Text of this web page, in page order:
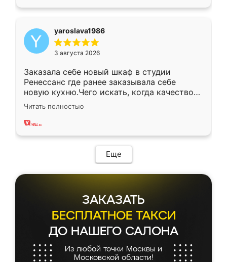
yaroslava1986
3 августа 2026
Заказала себе новый шкаф в студии
Ренессанс где ранее заказывала себе
новую кухню.Чего искать, когда качеством
вполне довольна. Служит кухня уже почти
два года, нареканий нет.
Читать полностью
Еще
ЗАКАЗАТЬ
БЕСПЛАТНОЕ ТАКСИ
ДО НАШЕГО САЛОНА
Из любой точки Москвы и
Московской области!